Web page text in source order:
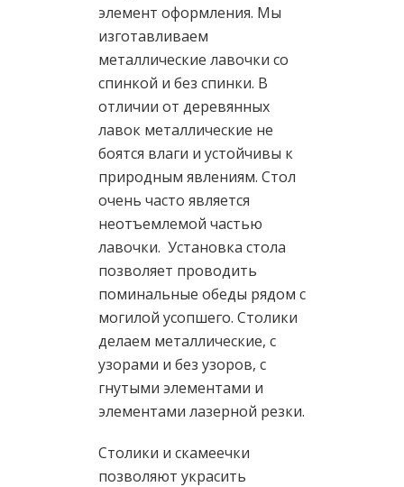
элемент оформления. Мы
изготавливаем
металлические лавочки со
спинкой и без спинки. В
отличии от деревянных
лавок металлические не
боятся влаги и устойчивы к
природным явлениям. Стол
очень часто является
неотъемлемой частью
лавочки. Установка стола
позволяет проводить
поминальные обеды рядом с
могилой усопшего. Столики
делаем металлические, с
узорами и без узоров, с
гнутыми элементами и
элементами лазерной резки.
Столики и скамеечки
позволяют украсить